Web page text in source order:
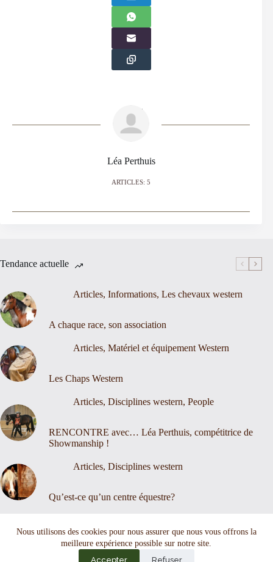
Nous utilisons des cookies pour nous assurer que nous vous offrons la
meilleure expérience possible sur notre site.
Accepter
Refuser
Léa Perthuis
ARTICLES: 5
Tendance actuelle
Articles, Informations, Les chevaux western
A chaque race, son association
Articles, Matériel et équipement Western
Les Chaps Western
Articles, Disciplines western, People
RENCONTRE avec… Léa Perthuis, compétitrice de
Showmanship !
Articles, Disciplines western
Qu’est-ce qu’un centre équestre?
Nous contacter Mentions légales